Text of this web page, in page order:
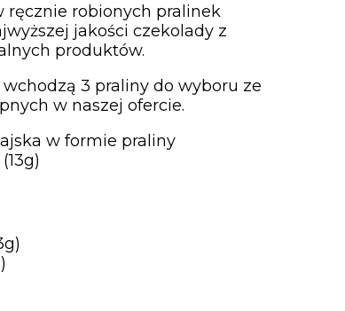
ręcznie robionych pralinek
jakości czekolady z
produktów.
wchodzą 3 praliny do wyboru ze
w naszej ofercie.